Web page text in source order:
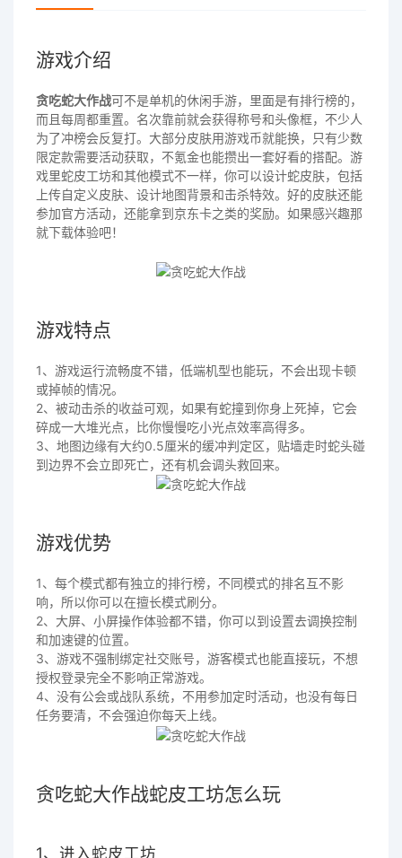
游戏介绍
贪吃蛇大作战可不是单机的休闲手游，里面是有排行榜的，
而且每周都重置。名次靠前就会获得称号和头像框，不少人
为了冲榜会反复打。大部分皮肤用游戏币就能换，只有少数
限定款需要活动获取，不氪金也能攒出一套好看的搭配。游
戏里蛇皮工坊和其他模式不一样，你可以设计蛇皮肤，包括
上传自定义皮肤、设计地图背景和击杀特效。好的皮肤还能
参加官方活动，还能拿到京东卡之类的奖励。如果感兴趣那
就下载体验吧！
游戏特点
1、游戏运行流畅度不错，低端机型也能玩，不会出现卡顿
或掉帧的情况。
2、被动击杀的收益可观，如果有蛇撞到你身上死掉，它会
碎成一大堆光点，比你慢慢吃小光点效率高得多。
3、地图边缘有大约0.5厘米的缓冲判定区，贴墙走时蛇头碰
到边界不会立即死亡，还有机会调头救回来。
游戏优势
1、每个模式都有独立的排行榜，不同模式的排名互不影
响，所以你可以在擅长模式刷分。
2、大屏、小屏操作体验都不错，你可以到设置去调换控制
和加速键的位置。
3、游戏不强制绑定社交账号，游客模式也能直接玩，不想
授权登录完全不影响正常游戏。
4、没有公会或战队系统，不用参加定时活动，也没有每日
任务要清，不会强迫你每天上线。
贪吃蛇大作战蛇皮工坊怎么玩
1、进入蛇皮工坊